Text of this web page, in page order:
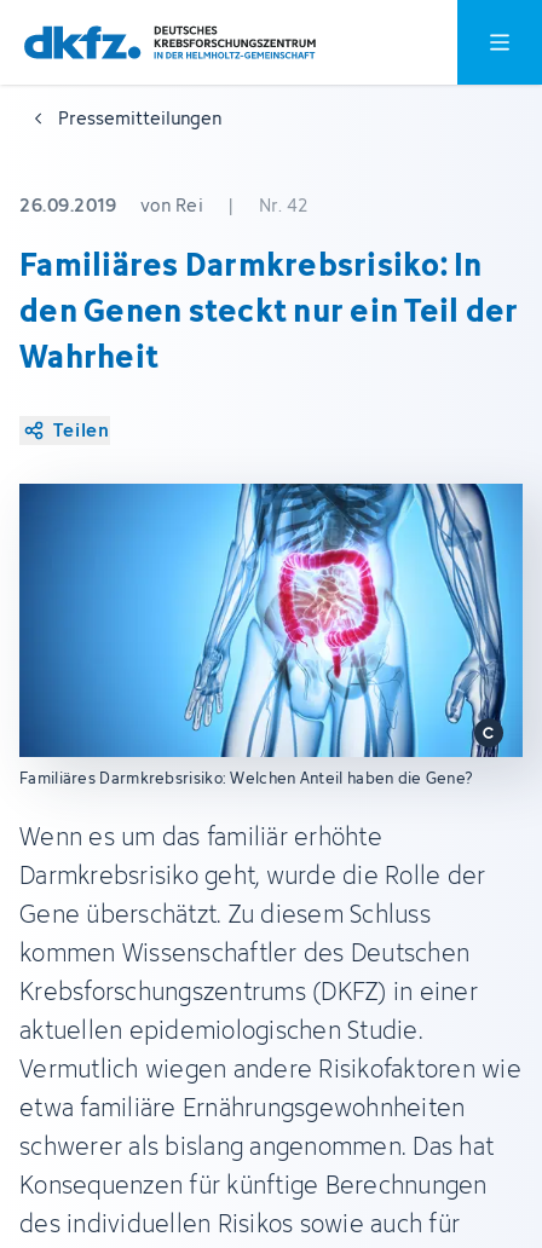
Zum
Hauptinhalt
springen
Zur
Fußzeile
springen
Pressemitteilungen
26.09.2019 von Rei | Nr. 42
Familiäres Darmkrebsrisiko: In
den Genen steckt nur ein Teil der
Wahrheit
Teilen
Familiäres Darmkrebsrisiko: Welchen Anteil haben die Gene?
Wenn es um das familiär erhöhte
Darmkrebsrisiko geht, wurde die Rolle der
Gene überschätzt. Zu diesem Schluss
kommen Wissenschaftler des Deutschen
Krebsforschungszentrums (DKFZ) in einer
aktuellen epidemiologischen Studie.
Vermutlich wiegen andere Risikofaktoren wie
etwa familiäre Ernährungsgewohnheiten
schwerer als bislang angenommen. Das hat
Konsequenzen für künftige Berechnungen
des individuellen Risikos sowie auch für